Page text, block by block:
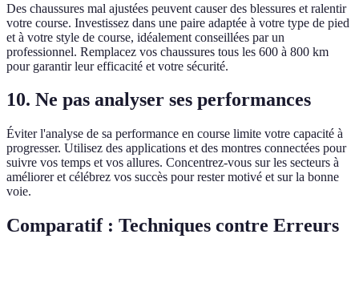
Des chaussures mal ajustées peuvent causer des blessures et ralentir
votre course. Investissez dans une paire adaptée à votre type de pied
et à votre style de course, idéalement conseillées par un
professionnel. Remplacez vos chaussures tous les 600 à 800 km
pour garantir leur efficacité et votre sécurité.
10. Ne pas analyser ses performances
Éviter l'analyse de sa performance en course limite votre capacité à
progresser. Utilisez des applications et des montres connectées pour
suivre vos temps et vos allures. Concentrez-vous sur les secteurs à
améliorer et célébrez vos succès pour rester motivé et sur la bonne
voie.
Comparatif : Techniques contre Erreurs